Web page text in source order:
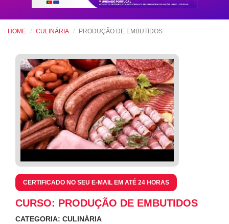
HOME CULINÁRIA PRODUÇÃO DE EMBUTIDOS
CERTIFICADO NO SEU E-MAIL EM ATÉ 24 HORAS
CURSO: PRODUÇÃO DE EMBUTIDOS
CATEGORIA: CULINÁRIA